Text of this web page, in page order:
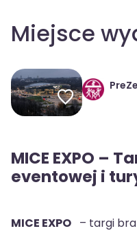
Miejsce
MICE EXPO –
eventowej i
MICE EXPO – targi